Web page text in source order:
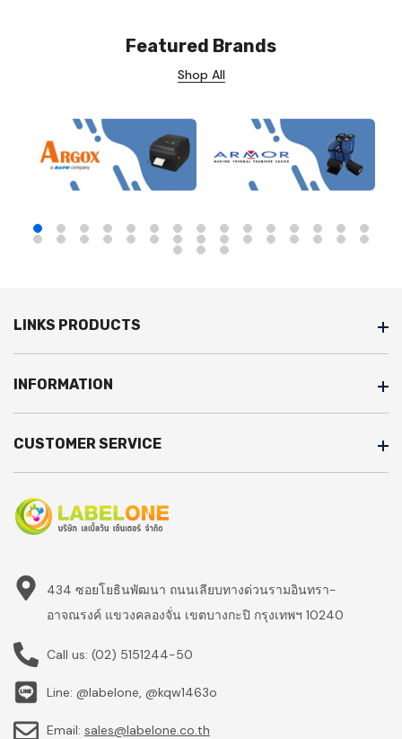
Featured Brands
Shop All
LINKS PRODUCTS
INFORMATION
CUSTOMER SERVICE
434 ซอยโยธินพัฒนา ถนนเลียบทางด่วนรามอินทรา-
อาจณรงค์ แขวงคลองจั่น เขตบางกะปิ กรุงเทพฯ 10240
Call us: (02) 5151244-50
Line: @labelone, @kqw1463o
Email: sales@labelone.co.th